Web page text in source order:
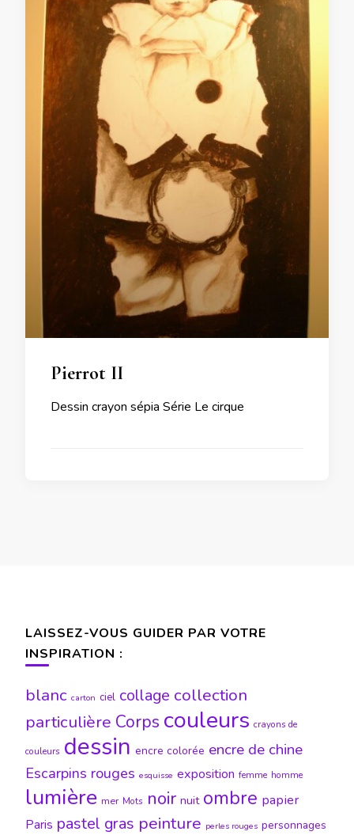
Pierrot II
Dessin crayon sépia Série Le cirque
LAISSEZ-VOUS GUIDER PAR VOTRE
INSPIRATION :
blanc carton ciel collage collection
particulière Corps couleurs crayons de
couleurs dessin encre colorée encre de chine
Escarpins rouges esquisse exposition femme homme
lumière mer Mots noir nuit ombre papier
Paris pastel gras peinture perles rouges personnages